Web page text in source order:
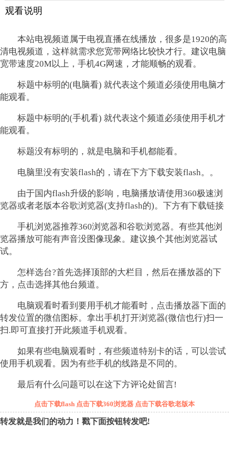
观看说明
本站电视频道属于电视直播在线播放，很多是1920的高
清电视频道，这样就需求您宽带网络比较快才行。建议电脑
宽带速度20M以上，手机4G网速，才能顺畅的观看。
标题中标明的(电脑看) 就代表这个频道必须使用电脑才
能观看。
标题中标明的(手机看) 就代表这个频道必须使用手机才
能观看。
标题没有标明的，就是电脑和手机都能看。
电脑里没有安装flash的，请在下方下载安装flash。。
由于国内flash升级的影响，电脑播放请使用360极速浏
览器或者老版本谷歌浏览器(支持flash的)。下方有下载链接
手机浏览器推荐360浏览器和谷歌浏览器。有些其他浏
览器播放可能有声音没图像现象。建议换个其他浏览器试
试。
怎样选台?首先选择顶部的大栏目，然后在播放器的下
方，点击选择其他台频道。
电脑观看时看到要用手机才能看时，点击播放器下面的
转发位置的微信图标。拿出手机打开浏览器(微信也行)扫一
扫.即可直接打开此频道手机观看。
如果有些电脑观看时，有些频道特别卡的话，可以尝试
使用手机观看。因为有些手机的线路是不同的。
最后有什么问题可以在这下方评论处留言!
点击下载flash 点击下载360浏览器 点击下载谷歌老版本
转发就是我们的动力！戳下面按钮转发吧!